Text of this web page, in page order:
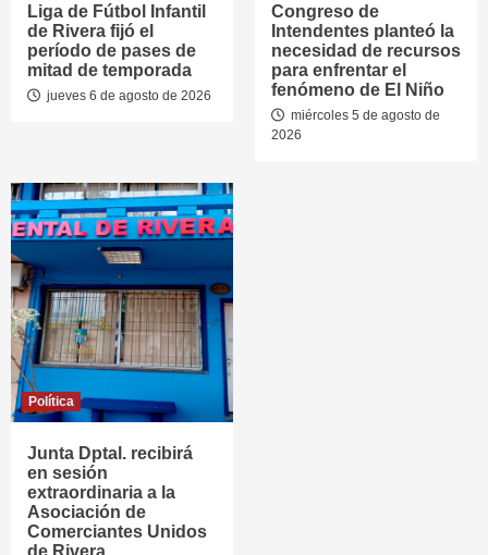
Liga de Fútbol Infantil
de Rivera fijó el
período de pases de
mitad de temporada
jueves 6 de agosto de 2026
Congreso de
Intendentes planteó la
necesidad de recursos
para enfrentar el
fenómeno de El Niño
miércoles 5 de agosto de
2026
Política
Junta Dptal. recibirá
en sesión
extraordinaria a la
Asociación de
Comerciantes Unidos
de Rivera